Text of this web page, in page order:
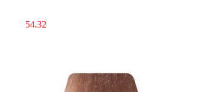
54.32